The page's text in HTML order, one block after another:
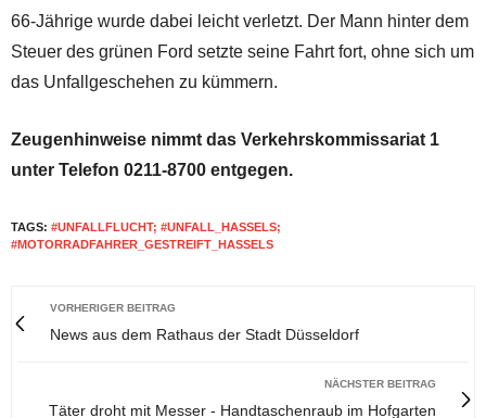
66-Jährige wurde dabei leicht verletzt. Der Mann hinter dem
Steuer des grünen Ford setzte seine Fahrt fort, ohne sich um
das Unfallgeschehen zu kümmern.
Zeugenhinweise nimmt das Verkehrskommissariat 1
unter Telefon 0211-8700 entgegen.
TAGS: #UNFALLFLUCHT; #UNFALL_HASSELS;
#MOTORRADFAHRER_GESTREIFT_HASSELS
VORHERIGER BEITRAG
News aus dem Rathaus der Stadt Düsseldorf
NÄCHSTER BEITRAG
Täter droht mit Messer - Handtaschenraub im Hofgarten